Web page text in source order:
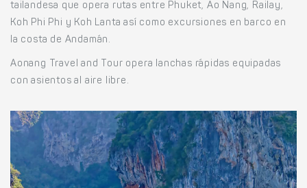
tailandesa que opera rutas entre Phuket, Ao Nang, Railay,
Koh Phi Phi y Koh Lanta así como excursiones en barco en
la costa de Andamán.
Aonang Travel and Tour opera lanchas rápidas equipadas
con asientos al aire libre.